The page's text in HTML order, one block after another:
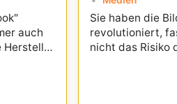
auch
Hersteller
Sie haben die
revolutioniert,
nicht das Risiko